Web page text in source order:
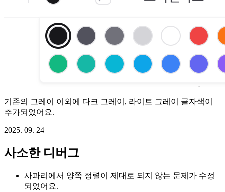
기존의 그레이 이외에 다크 그레이, 라이트 그레이 글자색이
추가되었어요.
2025. 09. 24
사소한 디버그
사파리에서 양쪽 정렬이 제대로 되지 않는 문제가 수정
되었어요.